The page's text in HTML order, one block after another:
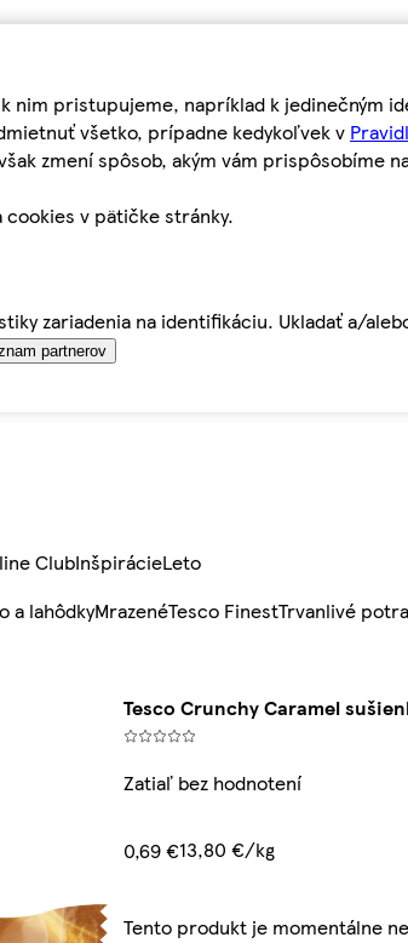
nim pristupujeme, napríklad k jedinečným
všetko, prípadne kedykoľvek v
zmení spôsob, akým vám prispôsobíme
cookies v pätičke stránky.
zariadenia na identifikáciu. Ukladať a/
partnerov
ClubInšpirácieLeto
a lahôdkyMrazenéTesco FinestTrvanlivé
Tesco Crunchy Caramel
Zatiaľ bez hodnotení
0,69 €13,80 €/kg
Tento produkt je momentálne